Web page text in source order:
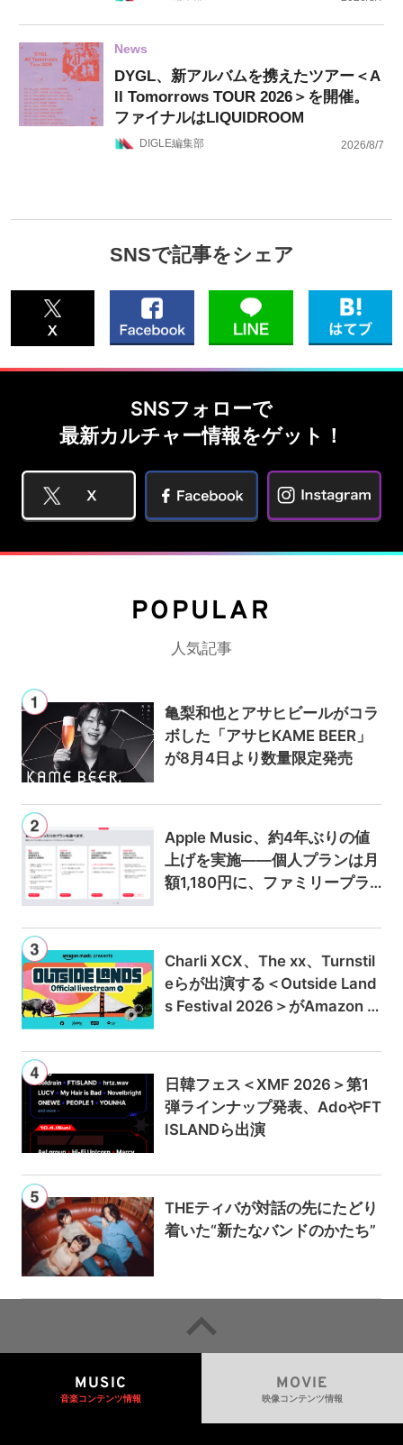
News
DYGL、新アルバムを携えたツアー＜A
ll Tomorrows TOUR 2026＞を開催。
ファイナルはLIQUIDROOM
DIGLE編集部 2026/8/7
SNSで記事をシェア
SNSフォローで
最新カルチャー情報をゲット！
POPULAR
人気記事
亀梨和也とアサヒビールがコラ
ボした「アサヒKAME BEER」
が8月4日より数量限定発売
Apple Music、約4年ぶりの値
上げを実施——個人プランは月
額1,180円に、ファミリープラ
Charli XCX、The xx、Turnstil
eらが出演する＜Outside Land
s Festival 2026＞がAmazon M
ブ配信
日韓フェス＜XMF 2026＞第1
弾ラインナップ発表、AdoやFT
ISLANDら出演
THEティバが対話の先にたどり
着いた“新たなバンドのかたち”
MUSIC
音楽コンテンツ情報
MOVIE
映像コンテンツ情報